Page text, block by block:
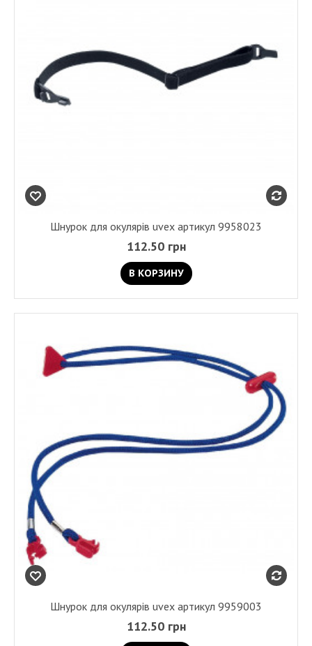
Шнурок для окулярів uvex артикул 9958023
112.50 грн
В КОРЗИНУ
Шнурок для окулярів uvex артикул 9959003
112.50 грн